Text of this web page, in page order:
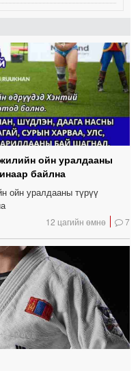
ойн уралдааны
байлна
ойн уралдааны түрүү
12 цагийн өмнө 7